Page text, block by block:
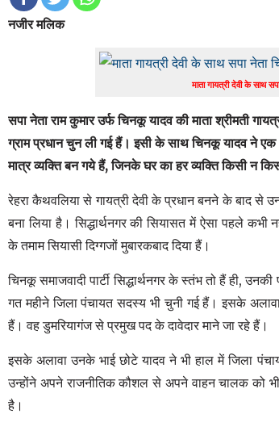
नजीर मलिक
माता गायत्री देवी के साथ
सपा नेता राम कुमार उर्फ चिनकू यादव की माता श्रीमती
ग्राम प्रधान चुन ली गई हैं। इसी के साथ चिनकू यादव ने
मात्र व्यक्ति बन गये हैं, जिनके घर का हर व्यक्ति किसी न
रेहरा कैथवलिया से गायत्री देवी के प्रधान बनने के बाद से
बना लिया है। सिद्धार्थनगर की सियासत में ऐसा पहले कभी
के तमाम सियासी दिग्गजों मुबारकबाद दिया हैं।
चिनकू समाजवादी पार्टी सिद्धार्थनगर के स्तंभ तो हैं ही,
गत महीने जिला पंचायत सदस्य भी चुनी गई हैं। इसके अलावा
हैं। वह डुमरियागंज से प्रमुख पद के दावेदार माने जा रहे हैं।
इसके अलावा उनके भाई छोटे यादव ने भी हाल में जिला
उन्होंने अपने राजनीतिक कौशल से अपने वाहन चालक को
है।